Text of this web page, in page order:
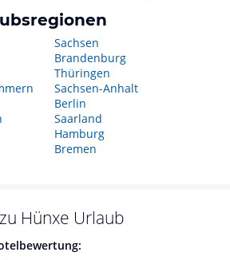
Sachsen
Brandenburg
Thüringen
Sachsen-Anhalt
Berlin
Saarland
Hamburg
Bremen
Hünxe Urlaub